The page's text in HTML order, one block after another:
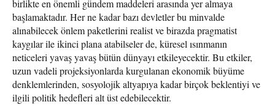
birlikte en önemli gündem maddeleri arasında yer almaya
başlamaktadır. Her ne kadar bazı devletler bu minvalde
alınabilecek önlem paketlerini realist ve birazda pragmatist
kaygılar ile ikinci plana atabilseler de, küresel ısınmanın
neticeleri yavaş yavaş bütün dünyayı etkileyecektir. Bu etkiler,
uzun vadeli projeksiyonlarda kurgulanan ekonomik büyüme
denklemlerinden, sosyolojik altyapıya kadar birçok beklentiyi ve
ilgili politik hedefleri alt üst edebilecektir.